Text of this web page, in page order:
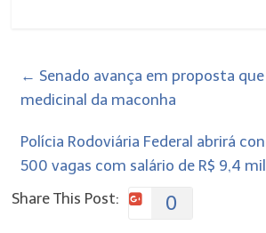
← Senado avança em proposta
medicinal da maconha
Polícia Rodoviária Federal abrirá
500 vagas com salário de R$ 9,4 mil
Share This Post:
0